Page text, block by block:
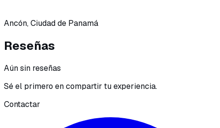
Ancón, Ciudad de Panamá
Reseñas
Aún sin reseñas
Sé el primero en compartir tu experiencia.
Contactar